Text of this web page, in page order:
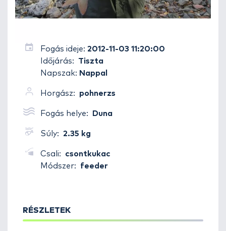
Fogás ideje: 2012-11-03 11:20:00
Időjárás:
Tiszta
Napszak: Nappal
Horgász: pohnerzs
Fogás helye: Duna
Súly: 2.35 kg
Csali:
csontkukac
Módszer:
feeder
RÉSZLETEK